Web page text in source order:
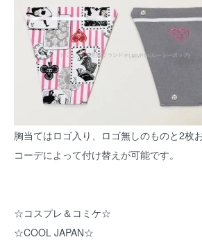
胸当てはロゴ入り、ロゴ無しのものと2枚
コーデによって付け替えが可能です。
☆コスプレ＆コミケ☆
☆COOL JAPAN☆